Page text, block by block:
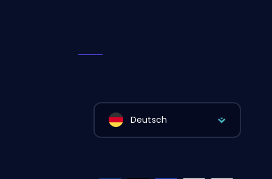
Deutsch